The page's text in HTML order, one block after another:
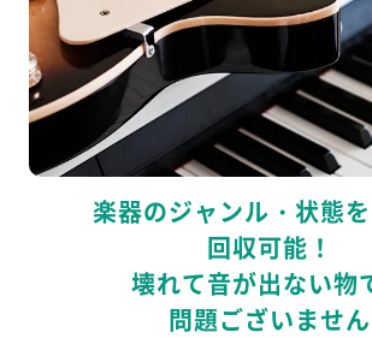
楽器のジャンル・状態
回収可能！
壊れて音が出ない物
問題ございません